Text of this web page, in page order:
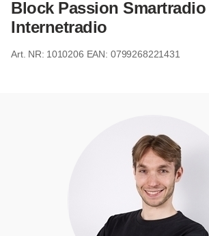
Block Passion
Internetradio
1010206 EAN: 0799268221431